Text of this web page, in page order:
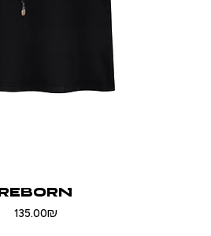
REBORN
Price
‏135.00 ‏₪